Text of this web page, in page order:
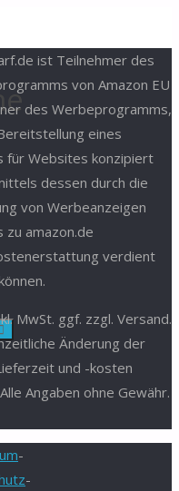
ist Teilnehmer des
von Amazon EU
des Werbeprogramms,
eines
für Websites konzipiert
dessen durch die
von Werbeanzeigen
zu amazon.de
verdient
MwSt. ggf. zzgl. Versand.
Änderung der
und -kosten
Angaben ohne Gewähr.
-
-